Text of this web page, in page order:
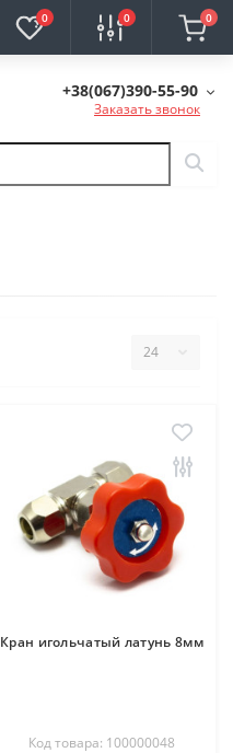
0 0 0
+38(067)390-55-90
Заказать звонок
Кран игольчатый латунь 8мм
Код товара: 100000048